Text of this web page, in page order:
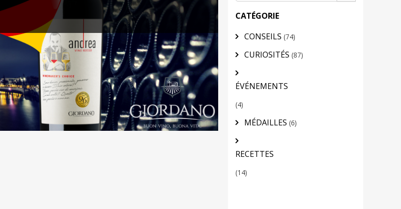
CATÉGORIE
CONSEILS (74)
CURIOSITÉS (87)
ÉVÉNEMENTS
(4)
MÉDAILLES (6)
RECETTES
(14)